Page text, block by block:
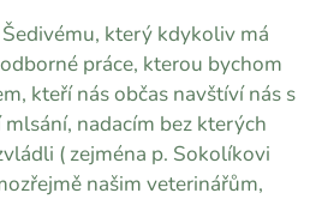
který kdykoliv má
práce, kterou bychom
kteří nás občas navštíví nás s
nadacím bez kterých
( zejména p. Sokolíkovi
našim veterinářům,